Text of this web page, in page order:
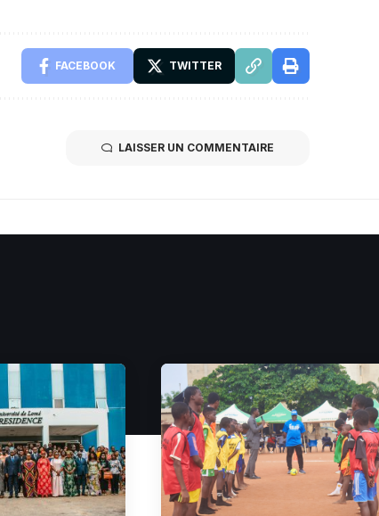
FACEBOOK TWITTER
LAISSER UN COMMENTAIRE